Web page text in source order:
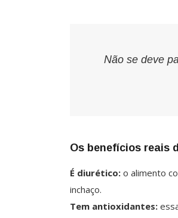
Não se deve
Os benefícios reais
É diurético: o alimento
inchaço.
Tem antioxidantes: